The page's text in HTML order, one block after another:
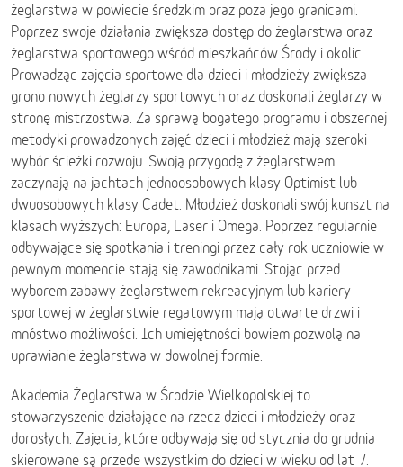
żeglarstwa w powiecie średzkim oraz poza jego granicami.
Poprzez swoje działania zwiększa dostęp do żeglarstwa oraz
żeglarstwa sportowego wśród mieszkańców Środy i okolic.
Prowadząc zajęcia sportowe dla dzieci i młodzieży zwiększa
grono nowych żeglarzy sportowych oraz doskonali żeglarzy w
stronę mistrzostwa. Za sprawą bogatego programu i obszernej
metodyki prowadzonych zajęć dzieci i młodzież mają szeroki
wybór ścieżki rozwoju. Swoją przygodę z żeglarstwem
zaczynają na jachtach jednoosobowych klasy Optimist lub
dwuosobowych klasy Cadet. Młodzież doskonali swój kunszt na
klasach wyższych: Europa, Laser i Omega. Poprzez regularnie
odbywające się spotkania i treningi przez cały rok uczniowie w
pewnym momencie stają się zawodnikami. Stojąc przed
wyborem zabawy żeglarstwem rekreacyjnym lub kariery
sportowej w żeglarstwie regatowym mają otwarte drzwi i
mnóstwo możliwości. Ich umiejętności bowiem pozwolą na
uprawianie żeglarstwa w dowolnej formie.
Akademia Żeglarstwa w Środzie Wielkopolskiej to
stowarzyszenie działające na rzecz dzieci i młodzieży oraz
dorosłych. Zajęcia, które odbywają się od stycznia do grudnia
skierowane są przede wszystkim do dzieci w wieku od lat 7.